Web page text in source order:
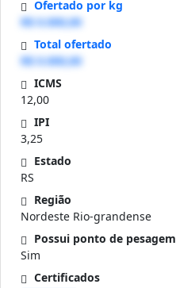
Ofertado por kg
R$ 0.000,00
Total ofertado
R$ 0.000,00
ICMS
12,00
IPI
3,25
Estado
RS
Região
Nordeste Rio-grandense
Possui ponto de pesagem
Sim
Certificados